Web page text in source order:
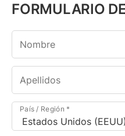
FORMULARIO
País / Región *